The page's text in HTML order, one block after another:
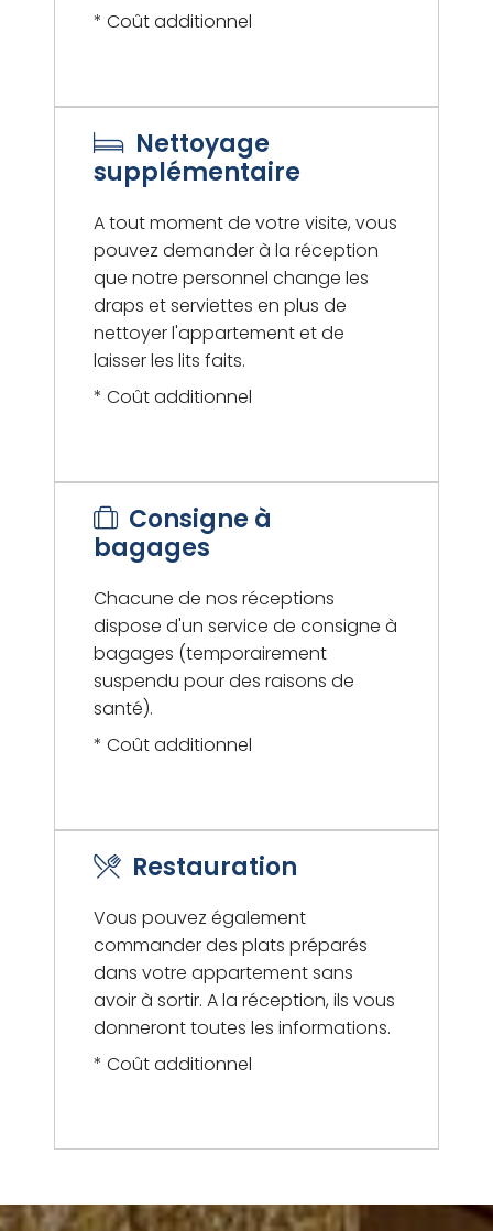
* Coût additionnel
Nettoyage
supplémentaire
A tout moment de votre visite, vous
pouvez demander à la réception
que notre personnel change les
draps et serviettes en plus de
nettoyer l'appartement et de
laisser les lits faits.
* Coût additionnel
Consigne à
bagages
Chacune de nos réceptions
dispose d'un service de consigne à
bagages (temporairement
suspendu pour des raisons de
santé).
* Coût additionnel
Restauration
Vous pouvez également
commander des plats préparés
dans votre appartement sans
avoir à sortir. A la réception, ils vous
donneront toutes les informations.
* Coût additionnel